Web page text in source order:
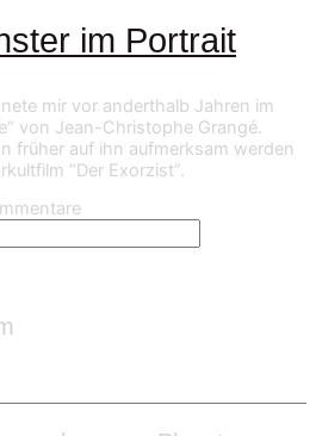
im Portrait
mir vor anderthalb Jahren im
von Jean-Christophe Grangé.
früher auf ihn aufmerksam werden
“Der Exorzist”.